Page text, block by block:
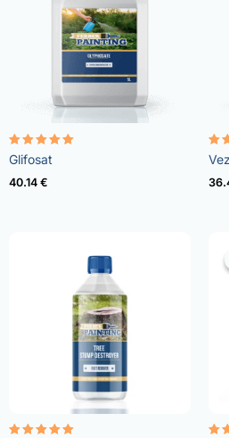
Ocenjeno
4.96
od 5
Glifosat
40.14 €
od